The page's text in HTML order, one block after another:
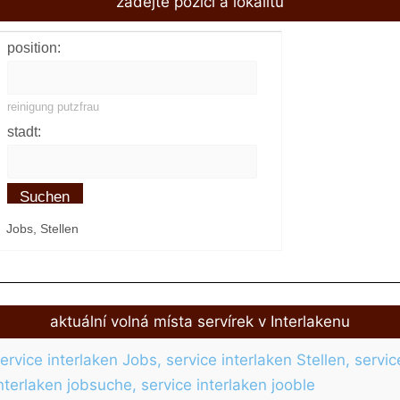
position:
reinigung putzfrau
stadt:
Suchen
Jobs, Stellen
aktuální volná místa servírek v Interlakenu
interlaken Jobs, service interlaken Stellen,
jobsuche, service interlaken jooble